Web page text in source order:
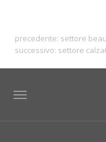
precedente: settore
successivo: settore